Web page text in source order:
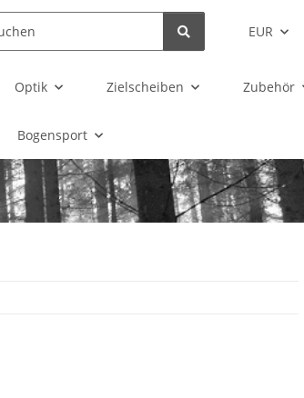
EUR
Optik Zielscheiben Zubehör
Bogensport